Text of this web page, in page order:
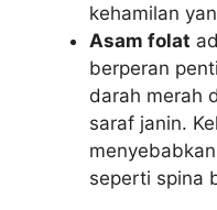
kehamilan
Asam folat
berperan
darah merah
saraf janin.
seperti spina